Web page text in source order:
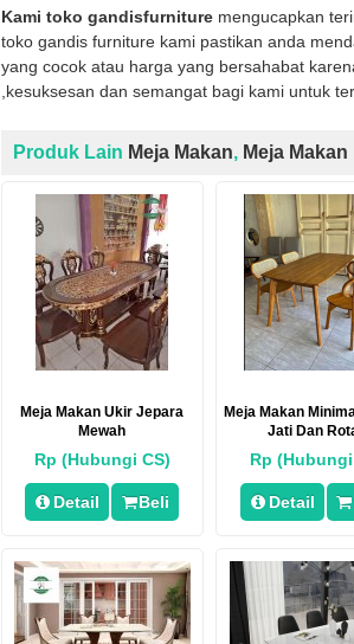
Kami toko gandisfurnituremengucapkan
toko gandis furniture kami pastikan anda
yang cocok atau harga yang bersahabat
,kesuksesan dan semangat bagi kami untuk
Produk Lain Meja Makan, Meja Makan
Meja Makan Ukir Jepara
Mewah
Rp (Hubungi CS)
Detail Beli
Meja Makan
Jati Dan
Rp (Hubungi
Detail